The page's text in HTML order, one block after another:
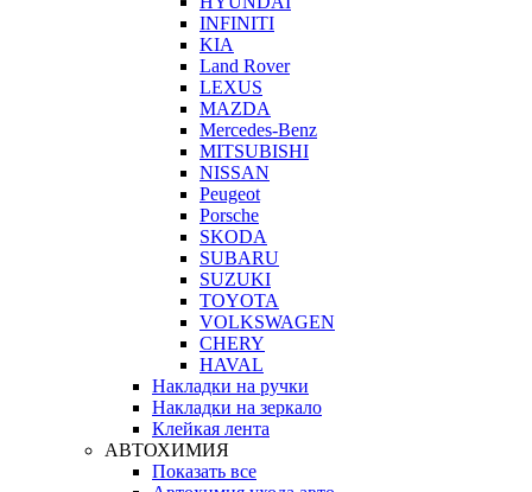
INFINITI
KIA
Land Rover
LEXUS
MAZDA
Mercedes-Benz
MITSUBISHI
NISSAN
Peugeot
Porsche
SKODA
SUBARU
SUZUKI
TOYOTA
VOLKSWAGEN
CHERY
HAVAL
Накладки на ручки
Накладки на зеркало
Клейкая лента
АВТОХИМИЯ
Показать все